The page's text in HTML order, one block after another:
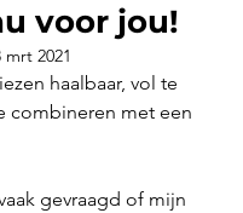
voor jou!
mrt 2021
haalbaar, vol te
combineren met een
gevraagd of mijn